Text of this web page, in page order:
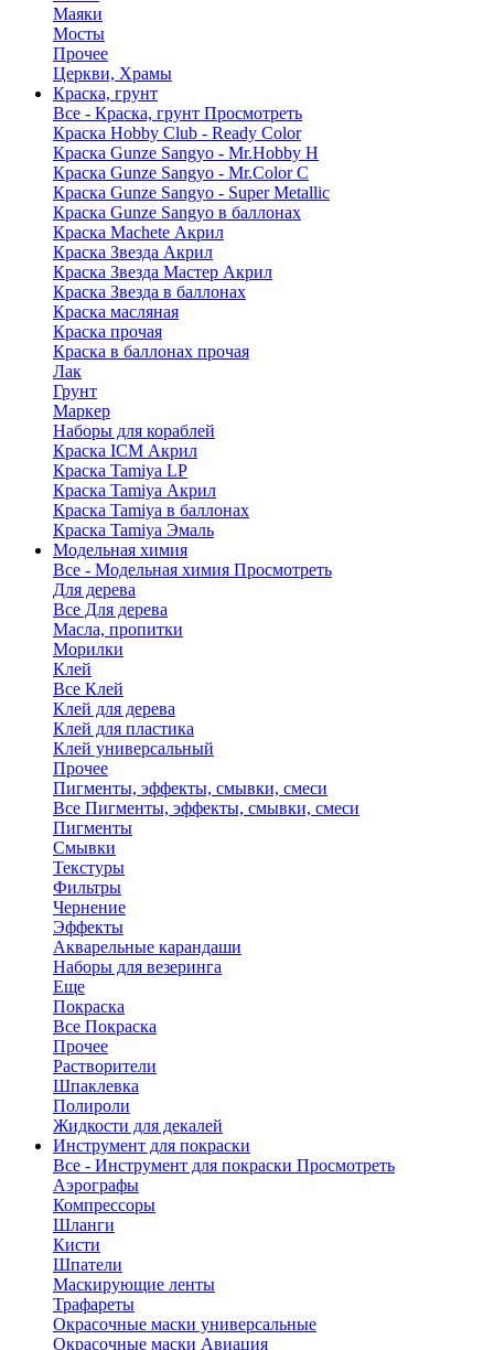
Маяки
Мосты
Прочее
Церкви, Храмы
Краска, грунт
Все - Краска, грунт Просмотреть
Краска Hobby Club - Ready Color
Краска Gunze Sangyo - Mr.Hobby H
Краска Gunze Sangyo - Mr.Color C
Краска Gunze Sangyo - Super Metallic
Краска Gunze Sangyo в баллонах
Краска Machete Акрил
Краска Звезда Акрил
Краска Звезда Мастер Акрил
Краска Звезда в баллонах
Краска масляная
Краска прочая
Краска в баллонах прочая
Лак
Грунт
Маркер
Наборы для кораблей
Краска ICM Акрил
Краска Tamiya LP
Краска Tamiya Акрил
Краска Tamiya в баллонах
Краска Tamiya Эмаль
Модельная химия
Все - Модельная химия Просмотреть
Для дерева
Все Для дерева
Масла, пропитки
Морилки
Клей
Все Клей
Клей для дерева
Клей для пластика
Клей универсальный
Прочее
Пигменты, эффекты, смывки, смеси
Все Пигменты, эффекты, смывки, смеси
Пигменты
Смывки
Текстуры
Фильтры
Чернение
Эффекты
Акварельные карандаши
Наборы для везеринга
Еще
Покраска
Все Покраска
Прочее
Растворители
Шпаклевка
Полироли
Жидкости для декалей
Инструмент для покраски
Все - Инструмент для покраски Просмотреть
Аэрографы
Компрессоры
Шланги
Кисти
Шпатели
Маскирующие ленты
Трафареты
Окрасочные маски универсальные
Окрасочные маски Авиация